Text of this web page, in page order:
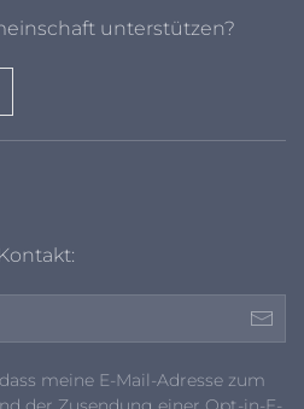
unterstützen?
meine E-Mail-Adresse zum